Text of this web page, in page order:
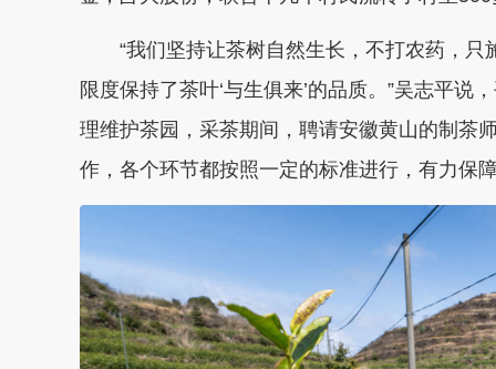
“我们坚持让茶树自然生长，不打农药，只
限度保持了茶叶‘与生俱来’的品质。”吴志平
理维护茶园，采茶期间，聘请安徽黄山的制茶
作，各个环节都按照一定的标准进行，有力保